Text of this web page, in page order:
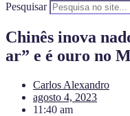
Pesquisar
Chinês inova
ar” e é ouro no
Carlos Alexandro
agosto 4, 2023
11:40 am